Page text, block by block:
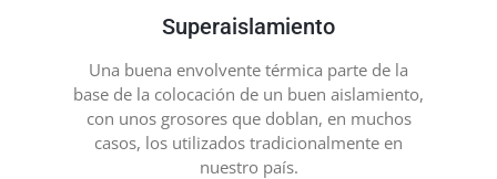
Superaislamiento
Una buena envolvente térmica parte de la
base de la colocación de un buen aislamiento,
con unos grosores que doblan, en muchos
casos, los utilizados tradicionalmente en
nuestro país.